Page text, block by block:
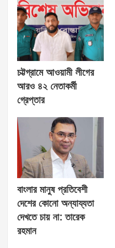
চট্টগ্রামে আওয়ামী লীগের
আরও ৪২ নেতাকর্মী
গ্রেপ্তার
বাংলার মানুষ প্রতিবেশী
দেশের কোনো অন্যায্যতা
দেখতে চায় না: তারেক
রহমান